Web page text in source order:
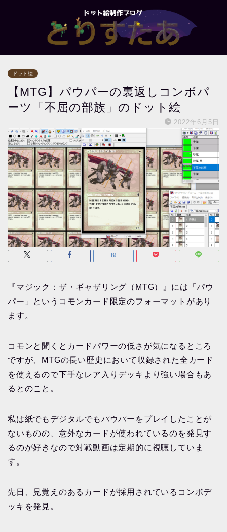
ドット絵
【MTG】パウパーの裏返しコンボパ
ーツ「不屈の部族」のドット絵
2022年6月5日
『マジック：ザ・ギャザリング（MTG）』には「パウ
パー」というコモンカード限定のフォーマットがあり
ます。
コモンと聞くとカードパワーの低さが気になるところ
ですが、MTGの長い歴史において収録された全カード
を使えるので下手なレア入りデッキより強い場合もあ
るとのこと。
私は紙でもデジタルでもパウパーをプレイしたことが
ないものの、意外なカードが使われているのを発見す
るのが好きなので対戦動画は定期的に視聴していま
す。
先日、見覚えのあるカードが採用されているコンボデ
ッキを発見。